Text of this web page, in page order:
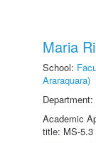
Maria
School:
Araraquara)
Department:
Academic
title: MS-5.3